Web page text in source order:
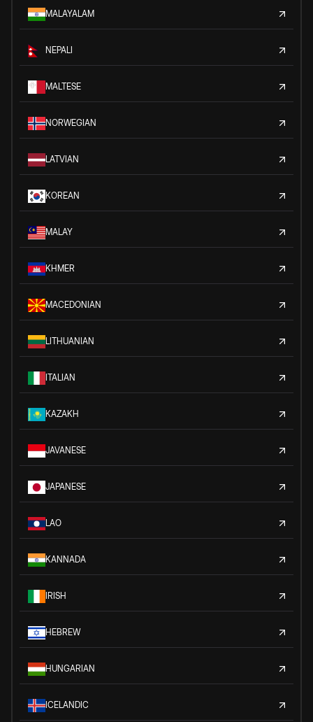
MALAYALAM
NEPALI
MALTESE
NORWEGIAN
LATVIAN
KOREAN
MALAY
KHMER
MACEDONIAN
LITHUANIAN
ITALIAN
KAZAKH
JAVANESE
JAPANESE
LAO
KANNADA
IRISH
HEBREW
HUNGARIAN
ICELANDIC